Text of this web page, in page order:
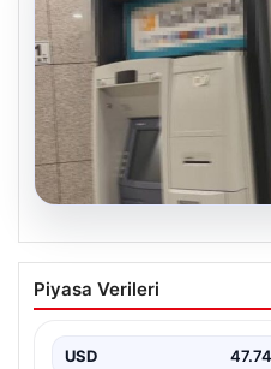
06.08.2026
Ertuğrul Özkök ifade
ucundan bile
Piyasa Verileri
USD 47.74